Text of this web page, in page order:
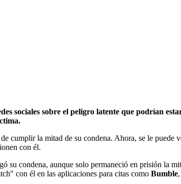
sociales sobre el peligro latente que podrían
cumplir la mitad de su condena. Ahora, se le puede
con él.
su condena, aunque solo permaneció en prisión la
con él en las aplicaciones para citas como Bumble,